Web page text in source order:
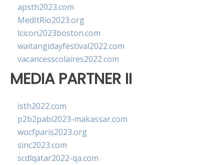
apsth2023.com
MedItRio2023.org
lcicon2023boston.com
waitangidayfestival2022.com
vacancesscolaires2022.com
MEDIA PARTNER II
isth2022.com
p2b2pabi2023-makassar.com
wocfparis2023.org
sinc2023.com
scdlqatar2022-qa.com